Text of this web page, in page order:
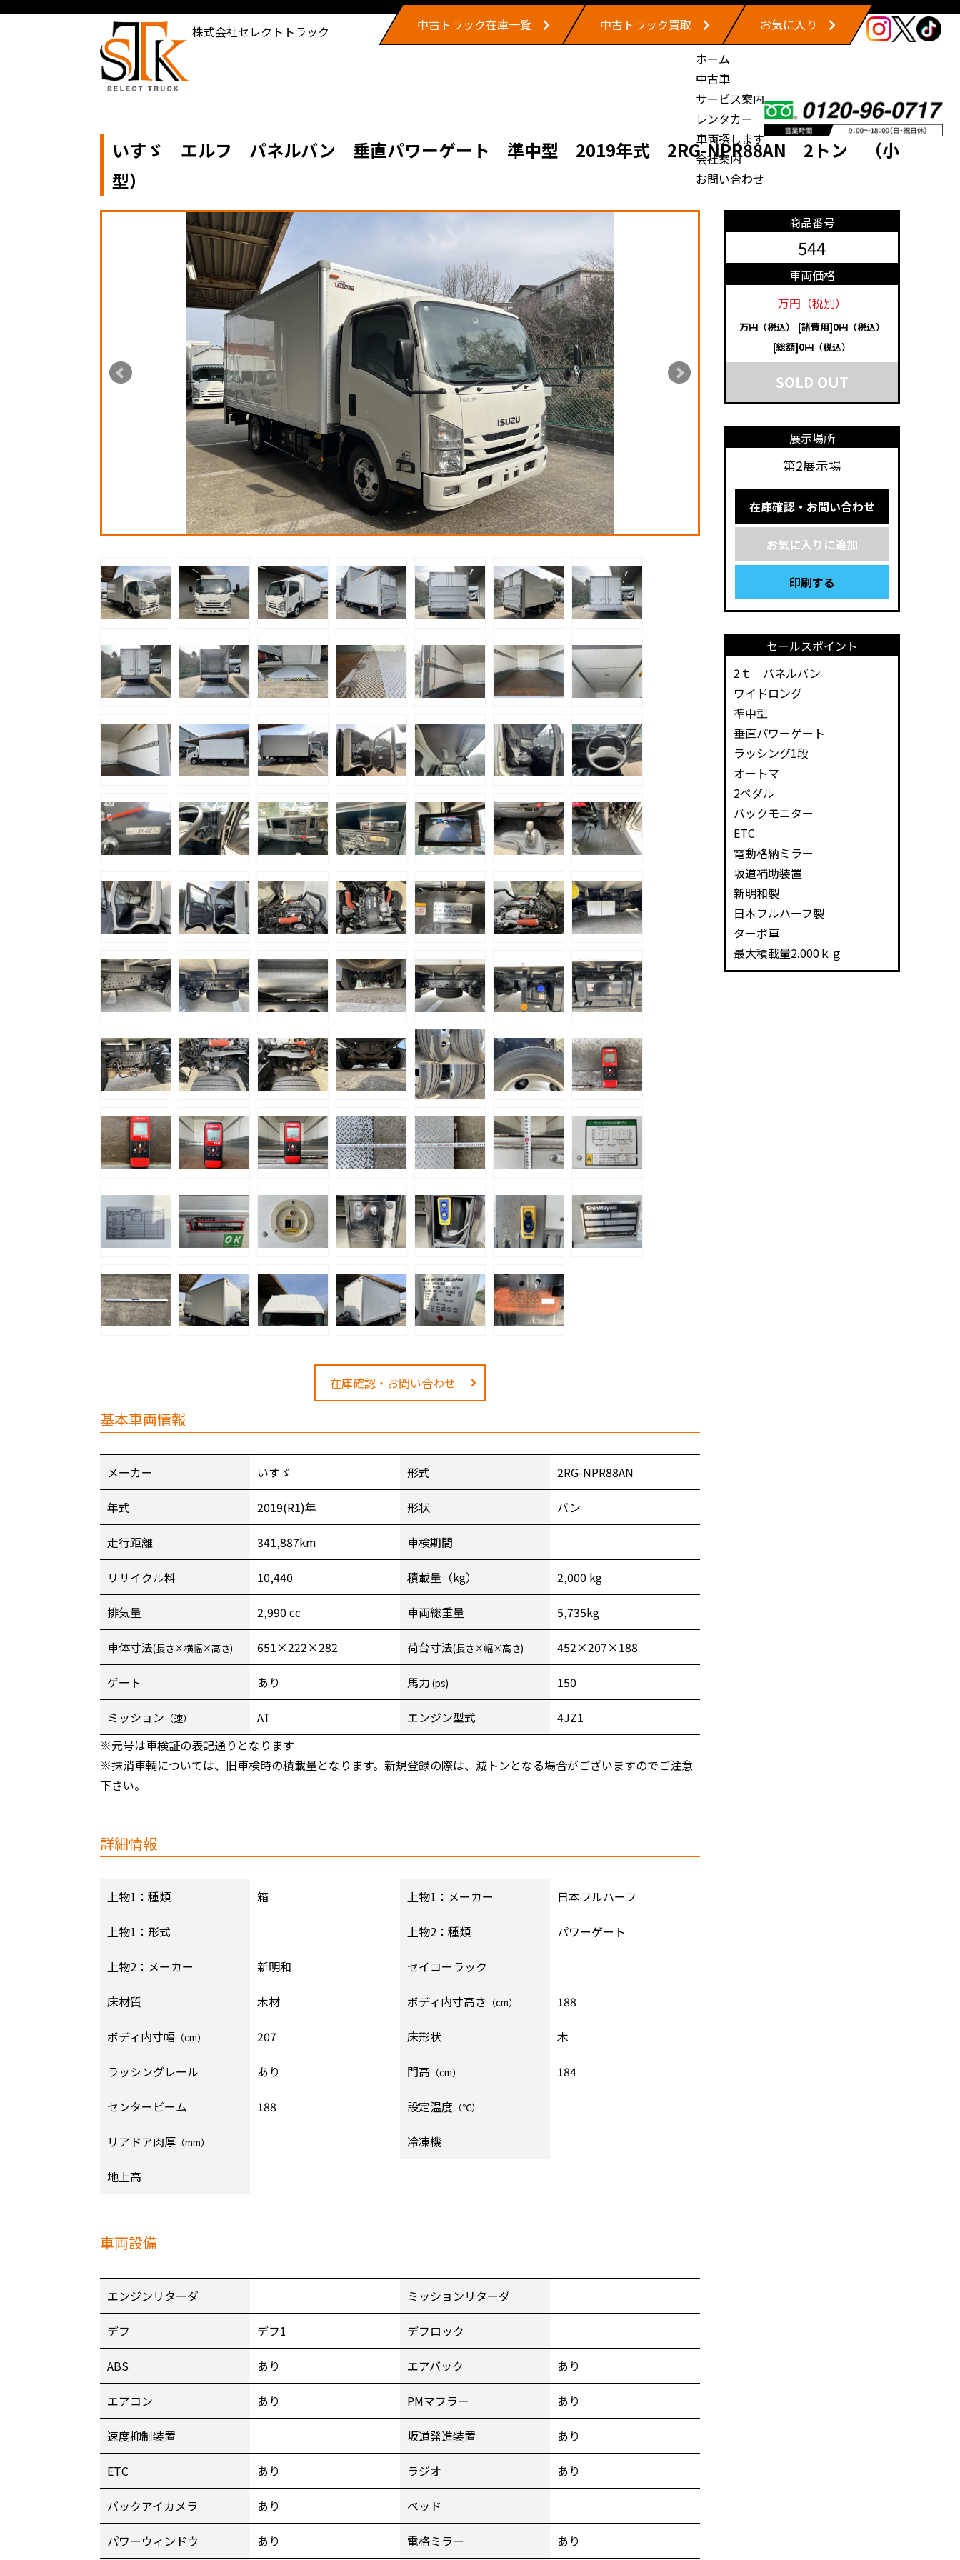
株式会社セレクトトラック 中古トラック在庫一覧 中古トラック買取
お気に入り
ホーム
中古車
サービス案内
レンタカー
車両探します
会社案内
お問い合わせ
いすゞ エルフ パネルバン 垂直パワーゲート 準中型 2019年式 2RG-NPR88AN 2トン （小
型）
在庫確認・お問い合わせ
基本車両情報
メーカー いすゞ 形式 2RG-NPR88AN
年式 2019(R1)年 形状 バン
走行距離 341,887km 車検期間
リサイクル料 10,440 積載量（kg） 2,000 kg
排気量 2,990 cc 車両総重量 5,735kg
車体寸法(長さ×横幅×高さ) 651×222×282 荷台寸法(長さ×幅×高さ) 452×207×188
ゲート あり 馬力 (ps) 150
ミッション （速） AT エンジン型式
4JZ1
※元号は車検証の表記通りとなります
※抹消車輌については、旧車検時の積載量となります。新規登録の際は、減トンとなる場合がございますのでご注意
下さい。
詳細情報
上物1：種類 箱 上物1：メーカー 日本フルハーフ
上物1：形式 上物2：種類 パワーゲート
上物2：メーカー 新明和 セイコーラック
床材質 木材 ボディ内寸高さ （cm） 188
ボディ内寸幅 （cm） 207 床形状 木
ラッシングレール あり 門高 （cm） 184
センタービーム 188 設定温度 （℃）
リアドア肉厚 （mm） 冷凍機
地上高
車両設備
エンジンリターダ ミッションリターダ
デフ デフ1 デフロック
ABS あり エアバック あり
エアコン あり PMマフラー あり
速度抑制装置 坂道発進装置 あり
ETC あり ラジオ あり
バックアイカメラ あり ベッド
パワーウィンドウ あり 電格ミラー あり
商品番号
544
車両価格
万円（税別）
万円（税込）
[諸費用]0円（税込）
[総額]0円（税込）
SOLD OUT
展示場所
第2展示場
在庫確認・お問い合わせ
お気に入りに追加
印刷する
セールスポイント
2ｔ パネルバン
ワイドロング
準中型
垂直パワーゲート
ラッシング1段
オートマ
2ペダル
バックモニター
ETC
電動格納ミラー
坂道補助装置
新明和製
日本フルハーフ製
ターボ車
最大積載量2.000ｋｇ